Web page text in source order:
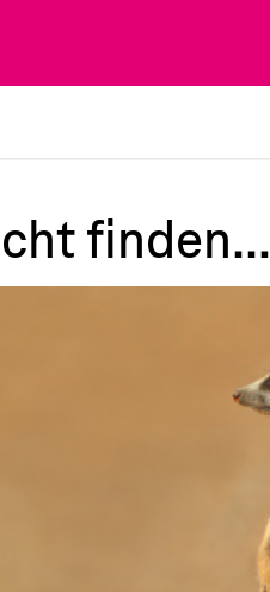
finden...